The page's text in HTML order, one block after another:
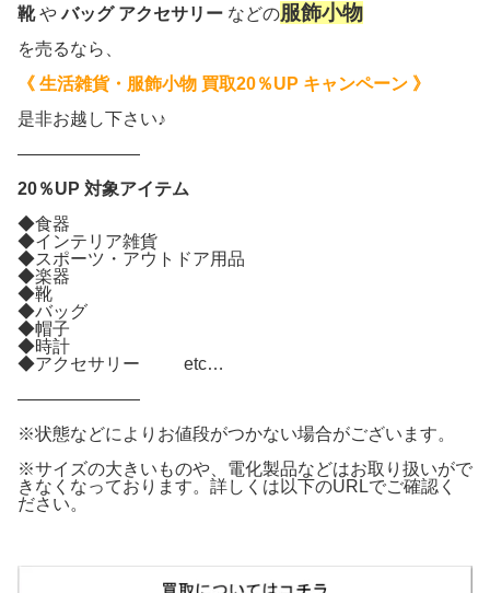
靴やバッグ アクセサリー などの服飾小物
を売るなら、
《 生活雑貨・服飾小物 買取20％UP キャンペーン 》
是非お越し下さい♪
———————
20％UP 対象アイテム
◆食器
◆インテリア雑貨
◆スポーツ・アウトドア用品
◆楽器
◆靴
◆バッグ
◆帽子
◆時計
◆アクセサリー etc…
———————
※状態などによりお値段がつかない場合がございます。
※サイズの大きいものや、電化製品などはお取り扱いがで
きなくなっております。詳しくは以下のURLでご確認く
ださい。